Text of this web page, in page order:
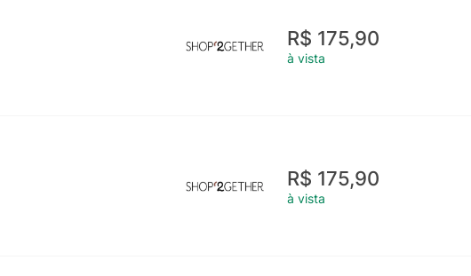
R$ 175,90
à vista
R$ 175,90
à vista